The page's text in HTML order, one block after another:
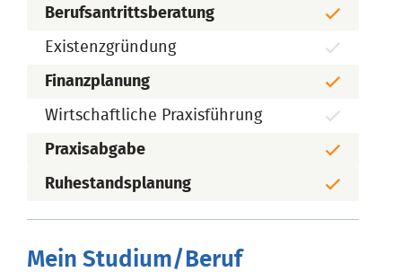
Berufsantrittsberatung
Existenzgründung
Finanzplanung
Wirtschaftliche Praxisführung
Praxisabgabe
Ruhestandsplanung
Mein Studium/Beruf